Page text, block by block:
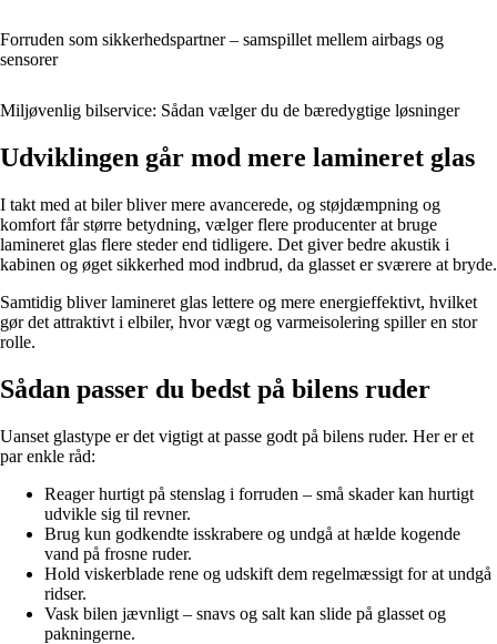
Forruden som sikkerhedspartner – samspillet mellem airbags og
sensorer
Miljøvenlig bilservice: Sådan vælger du de bæredygtige løsninger
Udviklingen går mod mere lamineret glas
I takt med at biler bliver mere avancerede, og støjdæmpning og
komfort får større betydning, vælger flere producenter at bruge
lamineret glas flere steder end tidligere. Det giver bedre akustik i
kabinen og øget sikkerhed mod indbrud, da glasset er sværere at bryde.
Samtidig bliver lamineret glas lettere og mere energieffektivt, hvilket
gør det attraktivt i elbiler, hvor vægt og varmeisolering spiller en stor
rolle.
Sådan passer du bedst på bilens ruder
Uanset glastype er det vigtigt at passe godt på bilens ruder. Her er et
par enkle råd:
Reager hurtigt på stenslag i forruden – små skader kan hurtigt
udvikle sig til revner.
Brug kun godkendte isskrabere og undgå at hælde kogende
vand på frosne ruder.
Hold viskerblade rene og udskift dem regelmæssigt for at undgå
ridser.
Vask bilen jævnligt – snavs og salt kan slide på glasset og
pakningerne.